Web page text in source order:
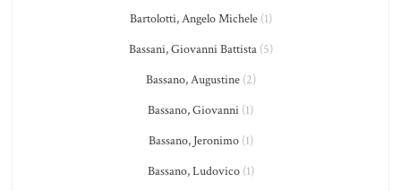
Bartolotti, Angelo Michele(1)
Bassani, Giovanni Battista(5)
Bassano, Augustine(2)
Bassano, Giovanni (1)
Bassano, Jeronimo(1)
Bassano, Ludovico(1)